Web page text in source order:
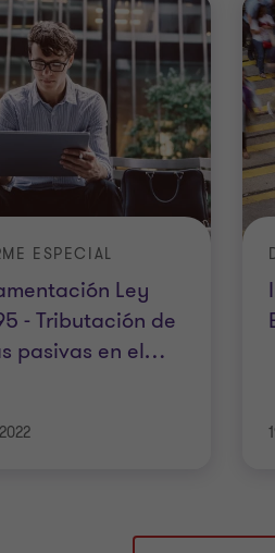
Ley
- Tributación de
pasivas en el…
ESPECIAL